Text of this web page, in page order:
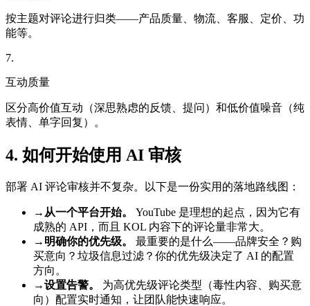
按主题对评论进行归类——产品质量、物流、客服、定价、功
能等。
7.
互动质量
区分高价值互动（深思熟虑的反馈、提问）和低价值噪音（纯
表情、单字回复）。
4. 如何开始使用 AI 审核
部署 AI 评论审核并不复杂。以下是一份实用的落地路线图：
→ 从一个平台开始。
YouTube 是理想的起点，因为它有
成熟的 API，而且 KOL 内容下的评论量非常大。
→ 明确你的优先级。
最重要的是什么——品牌安全？购
买意向？垃圾信息过滤？你的优先级决定了 AI 的配置
方向。
→设置告警。
为高优先级评论类型（毒性内容、购买意
向）配置实时通知，让团队能快速响应。